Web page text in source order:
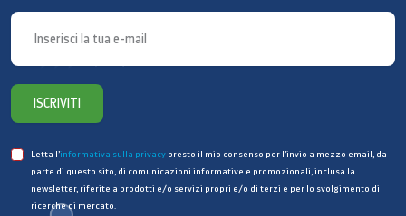
Il nuovo TV LCD LE 32A456C2D ha ottenuto
per ridurre al minimo l’impatto ambientale. La nuova
tecnologia SAMSUNG Crystal TV consente infatti di
rilasciare nell’aria VOC (Volatile Organic Compound –
Composti organici volatili), per mettere a tua
disposizione un prodotto assolutamente sicuro e
ISCRIVITI
Letta l’informativa sulla privacy presto il mio consenso per l’invio a mezzo email, da
parte di questo sito, di comunicazioni informative e promozionali, inclusa la
newsletter, riferite a prodotti e/o servizi propri e/o di terzi e per lo svolgimento di
ricerche di mercato.